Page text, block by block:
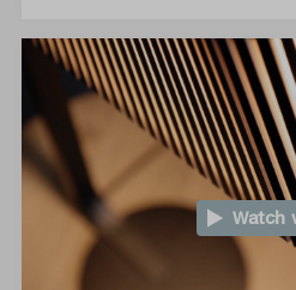
Watch